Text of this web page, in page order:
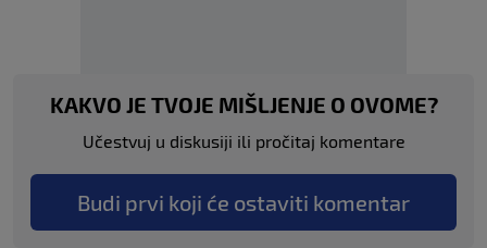
KAKVO JE TVOJE MIŠLJENJE O OVOME?
Učestvuj u diskusiji ili pročitaj komentare
Budi prvi koji će ostaviti komentar